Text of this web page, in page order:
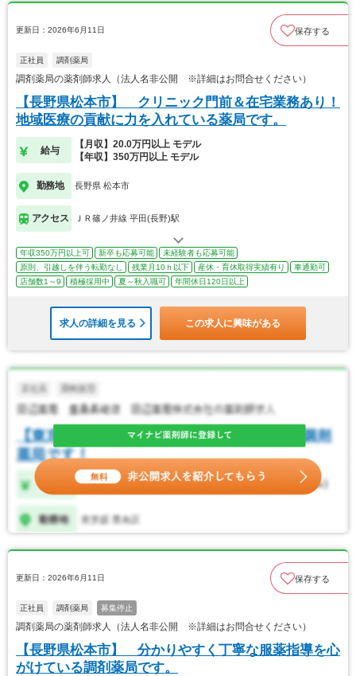
更新日：2026年6月11日 保存する
正社員 調剤薬局
調剤薬局の薬剤師求人（法人名非公開 ※詳細はお問合せください）
【長野県松本市】 クリニック門前＆在宅業務あり！
地域医療の貢献に力を入れている薬局です。
給与
【月収】20.0万円以上 モデル
【年収】350万円以上 モデル
勤務地 長野県 松本市
アクセス ＪＲ篠ノ井線 平田(長野)駅
年収350万円以上可 新卒も応募可能
未経験者も応募可能
原則、引越しを伴う転勤なし
残業月10ｈ以下 産休・育休取得実績有り
車通勤可
店舗数1～9
積極採用中 夏～秋入職可 年間休日120日以上
求人の詳細を見る この求人に興味がある
更新日：2026年6月11日 保存する
正社員 調剤薬局 募集停止
調剤薬局の薬剤師求人（法人名非公開 ※詳細はお問合せください）
【長野県松本市】 分かりやすく丁寧な服薬指導を心
がけている調剤薬局です。